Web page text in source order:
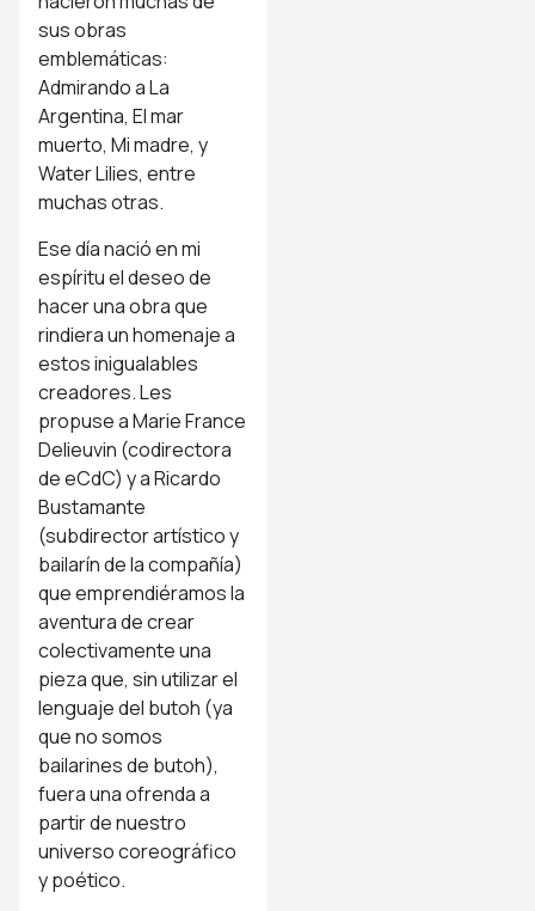
sus obras
emblemáticas:
Admirando a La
Argentina, El mar
muerto, Mi madre, y
Water Lilies, entre
muchas otras.
Ese día nació en mi
espíritu el deseo de
hacer una obra que
rindiera un homenaje a
estos inigualables
creadores. Les
propuse a Marie France
Delieuvin (codirectora
de eCdC) y a Ricardo
Bustamante
(subdirector artístico y
bailarín de la compañía)
que emprendiéramos la
aventura de crear
colectivamente una
pieza que, sin utilizar el
lenguaje del butoh (ya
que no somos
bailarines de butoh),
fuera una ofrenda a
partir de nuestro
universo coreográfico
y poético.